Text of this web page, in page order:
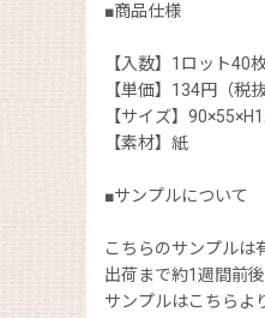
■商品仕様
【入数】1ロット40
【単価】134円（税抜
【サイズ】
【素材】紙
■サンプルについて
こちらのサンプルは
出荷まで約1週間前
サンプルはこちら